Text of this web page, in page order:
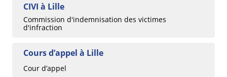
CIVI à Lille
Commission d'indemnisation des victimes
d'infraction
Cours d’appel à Lille
Cour d’appel